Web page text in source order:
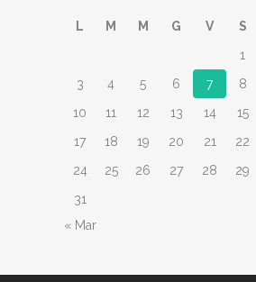
L M M G V S
1
3
4 5 6 7 8
10
11 12 13 14 15
17
18 19 20 21 22
24
25 26 27 28 29
31
« Mar